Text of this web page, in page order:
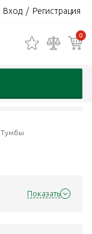
Вход / Регистрация
0
Тумбы
Показать